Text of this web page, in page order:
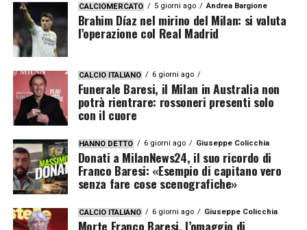
CALCIOMERCATO 5 giorni ago Andrea Bargione
Brahim Díaz nel mirino del Milan: si valuta
l’operazione col Real Madrid
CALCIO ITALIANO 6 giorni ago
Funerale Baresi, il Milan in Australia non
potrà rientrare: rossoneri presenti solo
con il cuore
HANNO DETTO 6 giorni ago Giuseppe Colicchia
Donati a MilanNews24, il suo ricordo di
Franco Baresi: «Esempio di capitano vero
senza fare cose scenografiche»
CALCIO ITALIANO 6 giorni ago Giuseppe Colicchia
Morte Franco Baresi, l’omaggio di